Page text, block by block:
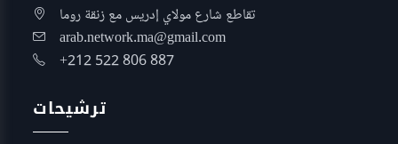
تقاطع شارع مولاي إدريس مع زنقة روما
arab.network.ma@gmail.com
+212 522 806 887
ترشيحات